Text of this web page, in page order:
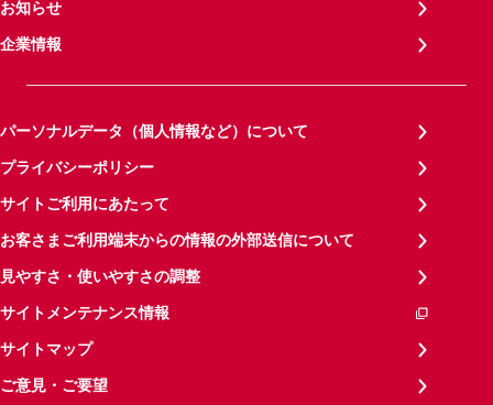
お知らせ
企業情報
パーソナルデータ（個人情報など）について
プライバシーポリシー
サイトご利用にあたって
お客さまご利用端末からの情報の外部送信について
見やすさ・使いやすさの調整
サイトメンテナンス情報
サイトマップ
ご意見・ご要望